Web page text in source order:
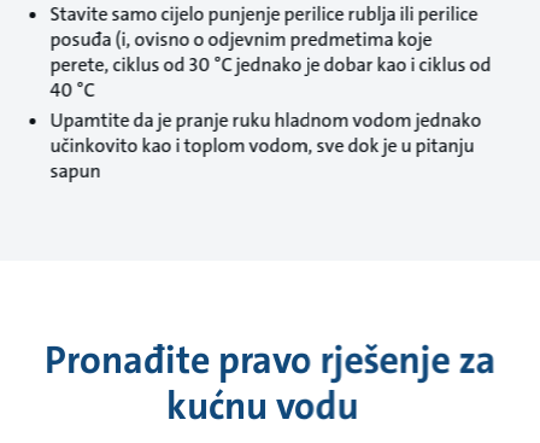
Stavite samo cijelo punjenje perilice rublja ili perilice
posuđa (i, ovisno o odjevnim predmetima koje
perete, ciklus od 30 °C jednako je dobar kao i ciklus od
40 °C
Upamtite da je pranje ruku hladnom vodom jednako
učinkovito kao i toplom vodom, sve dok je u pitanju
sapun
Pronađite pravo rješenje za
kućnu vodu